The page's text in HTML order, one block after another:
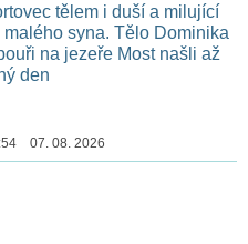
tělem i duší a milující
malého syna. Tělo Dominika
na jezeře Most našli až
den
07. 08. 2026